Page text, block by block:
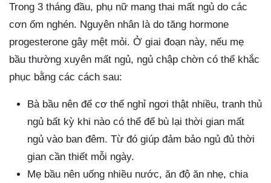
Trong 3 tháng đầu, phụ nữ mang thai mất ngủ do các
cơn ốm nghén. Nguyên nhân là do tăng hormone
progesterone gây mệt mỏi. Ở giai đoạn này, nếu mẹ
bầu thường xuyên mất ngủ, ngủ chập chờn có thể khắc
phục bằng các cách sau:
Bà bầu nên để cơ thể nghỉ ngơi thật nhiều, tranh thủ
ngủ bất kỳ khi nào có thể để bù lại thời gian mất
ngủ vào ban đêm. Từ đó giúp đảm bảo ngủ đủ thời
gian cần thiết mỗi ngày.
Mẹ bầu nên uống nhiều nước, ăn độ ăn nhẹ, chia